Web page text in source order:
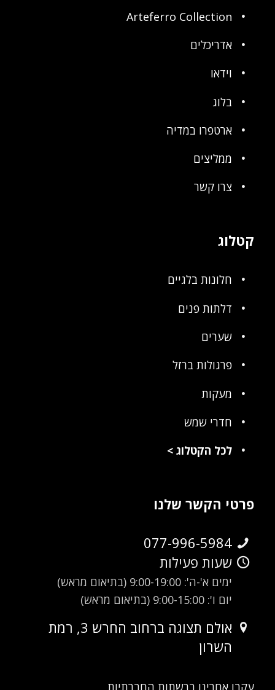
Arteferro Collection
אדריכלים
וידאו
בלוג
ארטפרו במדיה
ממליצים
צרו קשר
קטלוג
חלונות בלגיים
דלתות פנים
שערים
פרגולות ברזל
מעקות
חדרי שמש
לכל הקטלוג>
פרטי הקשר שלנו
077-996-5984
שעות פעילות
ימים א'-ה': 9:00-19:00 (בתיאום מראש)
יום ו': 9:00-15:00 (בתיאום מראש)
אולם תצוגה ברחוב החרש 3, רמת
השרון
עקבו אחרינו ברשתות החברתיות